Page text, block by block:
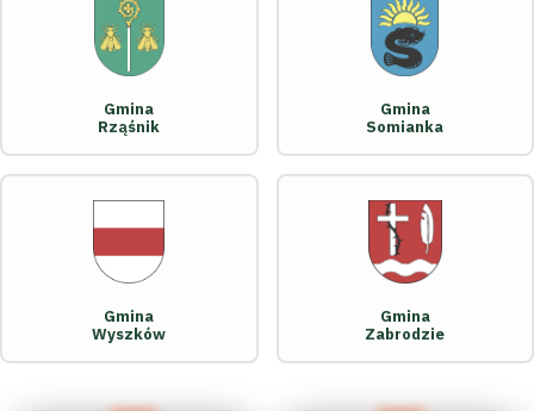
Gmina
Rząśnik
Gmina
Somianka
Gmina
Wyszków
Gmina
Zabrodzie